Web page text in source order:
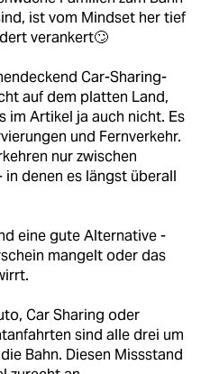
ist vom Mindset her tief
verankert🙄
Car-Sharing-
auf dem platten Land,
im Artikel ja auch nicht. Es
und Fernverkehr.
nur zwischen
denen es längst überall
eine gute Alternative -
mangelt oder das
Car Sharing oder
sind alle drei um
Bahn. Diesen Missstand